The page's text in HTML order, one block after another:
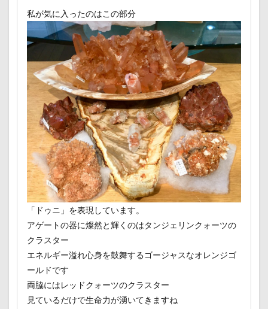
私が気に入ったのはこの部分
「ドゥニ」を表現しています。
アゲートの器に燦然と輝くのはタンジェリンクォーツの
クラスター
エネルギー溢れ心身を鼓舞するゴージャスなオレンジゴ
ールドです
両脇にはレッドクォーツのクラスター
見ているだけで生命力が湧いてきますね